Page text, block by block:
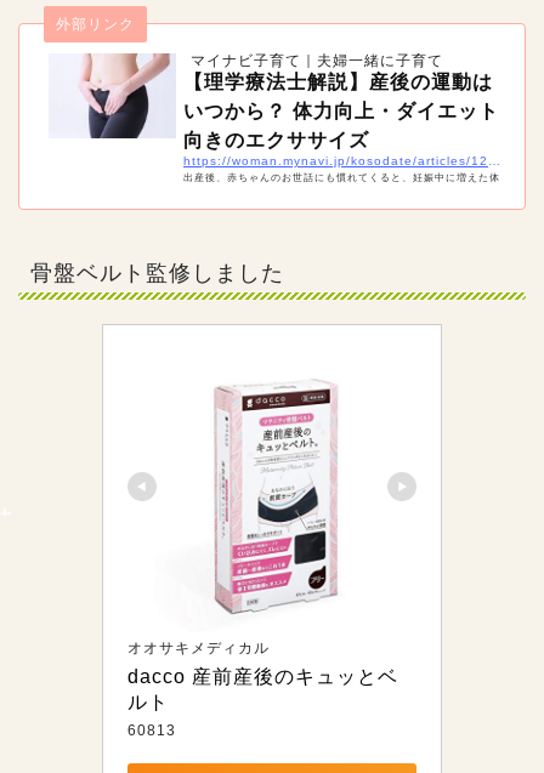
マイナビ子育て｜夫婦一緒に子育て
外部リンク
【理学療法士解説】産後の運動は
いつから？ 体力向上・ダイエット
向きのエクササイズ
https://woman.mynavi.jp/kosodate/articles/12984
出産後、赤ちゃんのお世話にも慣れてくると、妊娠中に増えた体
骨盤ベルト監修しました
オオサキメディカル
dacco 産前産後のキュッとベ
ルト
60813